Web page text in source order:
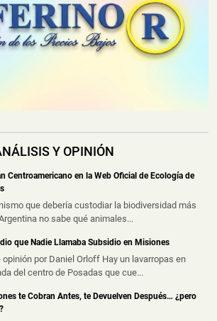
resultaron heridas luego de que un
embistiera a una motoc...
que Había Apagado un Cigarrillo y su Casa
Resultaron Heridos tras un
en una Transitada Avenida de Posadas
2026
tras protagoniz...
Laboral Durante la Poda de un Árbol
un Trabajador Gravemente Herido
2026
sufrió graves lesiones tras caer desde
metros de altura mie...
Y OPINIÓN
Centroamericano en la Web Oficial de Ecología de
que debería custodiar la biodiversidad más
no sabe qué animales...
que Nadie Llamaba Subsidio en Misiones
opinión por Daniel Orloff Hay un lavarropas en
del centro de Posadas que cue...
te Cobran Antes, te Devuelven Después… ¿pero